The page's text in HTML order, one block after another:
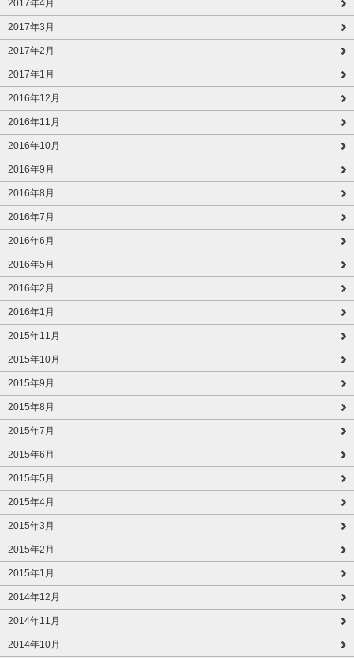
2017年4月
2017年3月
2017年2月
2017年1月
2016年12月
2016年11月
2016年10月
2016年9月
2016年8月
2016年7月
2016年6月
2016年5月
2016年2月
2016年1月
2015年11月
2015年10月
2015年9月
2015年8月
2015年7月
2015年6月
2015年5月
2015年4月
2015年3月
2015年2月
2015年1月
2014年12月
2014年11月
2014年10月